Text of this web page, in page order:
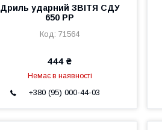
Дриль ударний ЗВІТЯ СДУ
650 РР
71564
444 ₴
Немає в наявності
+380 (95) 000-44-03